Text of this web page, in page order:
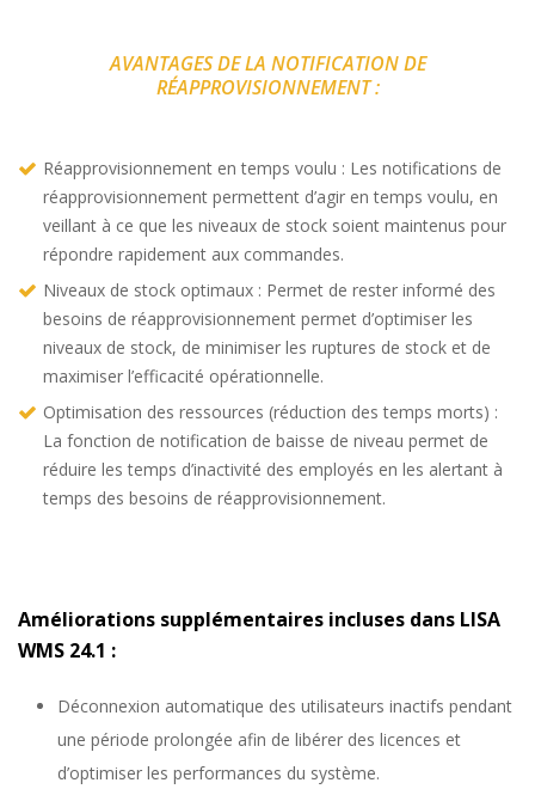
AVANTAGES DE LA NOTIFICATION DE
RÉAPPROVISIONNEMENT :
Réapprovisionnement en temps voulu : Les notifications de
réapprovisionnement permettent d’agir en temps voulu, en
veillant à ce que les niveaux de stock soient maintenus pour
répondre rapidement aux commandes.
Niveaux de stock optimaux : Permet de rester informé des
besoins de réapprovisionnement permet d’optimiser les
niveaux de stock, de minimiser les ruptures de stock et de
maximiser l’efficacité opérationnelle.
Optimisation des ressources (réduction des temps morts) :
La fonction de notification de baisse de niveau permet de
réduire les temps d’inactivité des employés en les alertant à
temps des besoins de réapprovisionnement.
Améliorations supplémentaires incluses dans LISA
WMS 24.1 :
Déconnexion automatique des utilisateurs inactifs pendant
une période prolongée afin de libérer des licences et
d’optimiser les performances du système.